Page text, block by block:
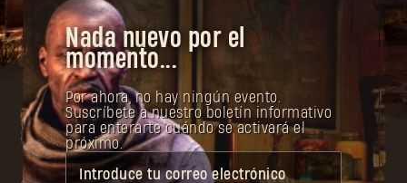
Nada nuevo por el
momento...
Por ahora, no hay ningún evento.
Suscríbete a nuestro boletín informativo
para enterarte cuándo se activará el
próximo.
Introduce tu correo electrónico